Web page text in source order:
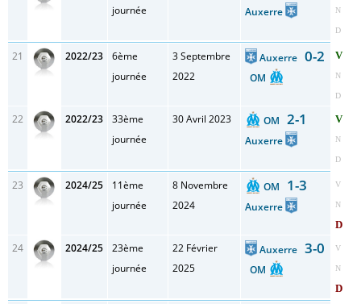
journée
Auxerre N
D
21 2022/23
6ème
journée
3 Septembre
2022
Auxerre0-2
OM
V
N
D
22 2022/23
33ème
journée
30 Avril 2023 OM 2-1
Auxerre
V
N
D
23 2024/25
11ème
journée
8 Novembre
2024
OM 1-3
Auxerre
V
N
D
24 2024/25
23ème
journée
22 Février
2025
Auxerre3-0
OM
V
N
D